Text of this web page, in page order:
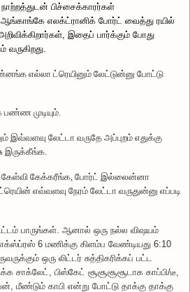
நாற்றத்துடன் பிச்சைக்காரர்கள்
ஆங்காங்கே எலக்ட்ரானிக் போர்ட் வைத்து ரயில்
இதைப் பார்க்கும் போது
எல்லா ட்ரெயினும் லேட்டுன்னு போட்டு
முடியும்.
இவ்வளவு லேட்டா வருதே அப்புறம் எதுக்கு
இருக்கீங்க.
கேக்கரீங்க, போர்ட் இல்லைன்னா
எவ்வளவு நேரம் லேட்டா வருதுன்னு எப்படி
பாருங்கள். ஆனால் ஒரு நல்ல விஷயம்
6 மணிக்கு கிளம்ப வேண்டியது 6:10
ஒரு லிட்டர் சுத்திகரிக்கப் பட்ட
சாக்லேட், பிஸ்கேட் சூசூசூசூடாக காப்பி/டீ,
மீண்டும் காபி என்று போட்டு தாக்கு தாக்கு